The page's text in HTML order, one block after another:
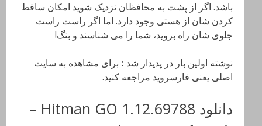
باشد. اگر از پشت به محافظان نزدیک شوید امکان ساقط
کردن شان از هستی وجود دارد. اما اگر راست راست
جلوی شان راه بروید، شما را می شناسند و بنگ!
نوشته اولین بار در پدیدار شد ؛ برای مشاهده به سایت
اصلی یعنی فارسروید مراجعه کنید.
دانلود Hitman GO 1.12.69788 –